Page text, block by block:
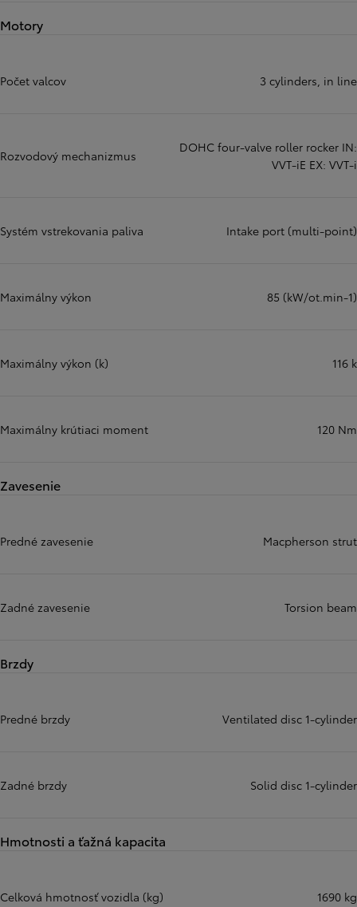
Motory
Počet valcov 3 cylinders, in line
Rozvodový mechanizmus
DOHC four-valve roller rocker IN:
VVT-iE EX: VVT-i
Systém vstrekovania paliva Intake port (multi-point)
Maximálny výkon 85 (kW/ot.min-1)
Maximálny výkon (k) 116 k
Maximálny krútiaci moment 120 Nm
Zavesenie
Predné zavesenie Macpherson strut
Zadné zavesenie Torsion beam
Brzdy
Predné brzdy Ventilated disc 1-cylinder
Zadné brzdy Solid disc 1-cylinder
Hmotnosti a ťažná kapacita
Celková hmotnosť vozidla (kg) 1690 kg